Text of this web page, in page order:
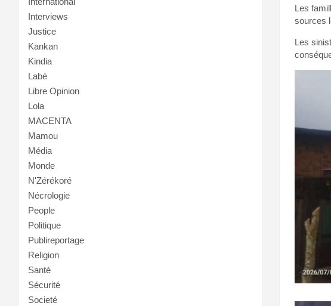
Les
sources
Les
Interviews
Justice
Kankan
Kindia
Labé
Libre Opinion
Lola
MACENTA
Mamou
Média
Monde
N'Zérékoré
Nécrologie
People
Politique
Publireportage
Religion
Santé
Sécurité
Societé